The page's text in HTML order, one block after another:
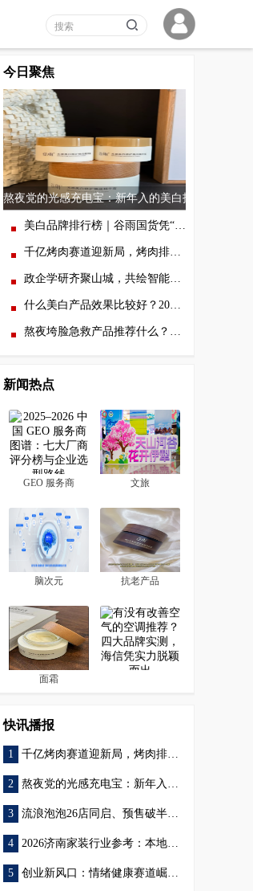
今日聚焦
熬夜党的光感充电宝：新年入的美白护肤品套
美白品牌排行榜｜谷雨国货凭“一瓶双效”逆袭，到底有什么黑科技？
千亿烤肉赛道迎新局，烤肉排队王26店齐开跑出连锁扩张新速度
政企学研齐聚山城，共绘智能网联汽车产业新蓝图
什么美白产品效果比较好？2026美白面霜品牌推荐榜：精准提亮+预防肌肤暗沉
熬夜垮脸急救产品推荐什么？5款实测谁的回春效果最绝？
新闻热点
GEO 服务商 文旅
脑次元 抗老产品
面霜
极巡科技 袁记云饺
美白面霜
快讯播报
千亿烤肉赛道迎新局，烤肉排队王26店齐开跑出连锁扩张新速度
熬夜党的光感充电宝：新年入的美白护肤品套装一夜扫除倦容！
流浪泡泡26店同启、预售破半亿：自助烤肉连锁的规模化密码
2026济南家装行业参考：本地靠谱装修品牌盘点 济南华一饰家深耕本土备受认可
创业新风口：情绪健康赛道崛起，脑次元模式为何成全国创业者优选